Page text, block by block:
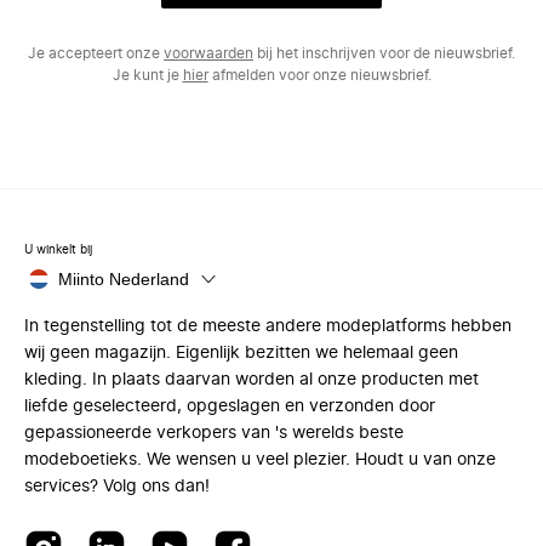
Je accepteert onze voorwaarden bij het inschrijven voor de nieuwsbrief.
Je kunt je hierafmelden voor onze nieuwsbrief.
U winkelt bij
Miinto Nederland
In tegenstelling tot de meeste andere modeplatforms hebben
wij geen magazijn. Eigenlijk bezitten we helemaal geen
kleding. In plaats daarvan worden al onze producten met
liefde geselecteerd, opgeslagen en verzonden door
gepassioneerde verkopers van 's werelds beste
modeboetieks. We wensen u veel plezier. Houdt u van onze
services? Volg ons dan!